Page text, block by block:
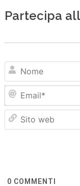
Partecipa
0 COMMENTI